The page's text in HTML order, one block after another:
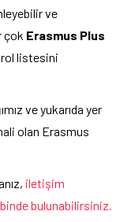
ve
çok Erasmus Plus
listesini
ve yukarıda yer
olan Erasmus
iletişim
bulunabilirsiniz.